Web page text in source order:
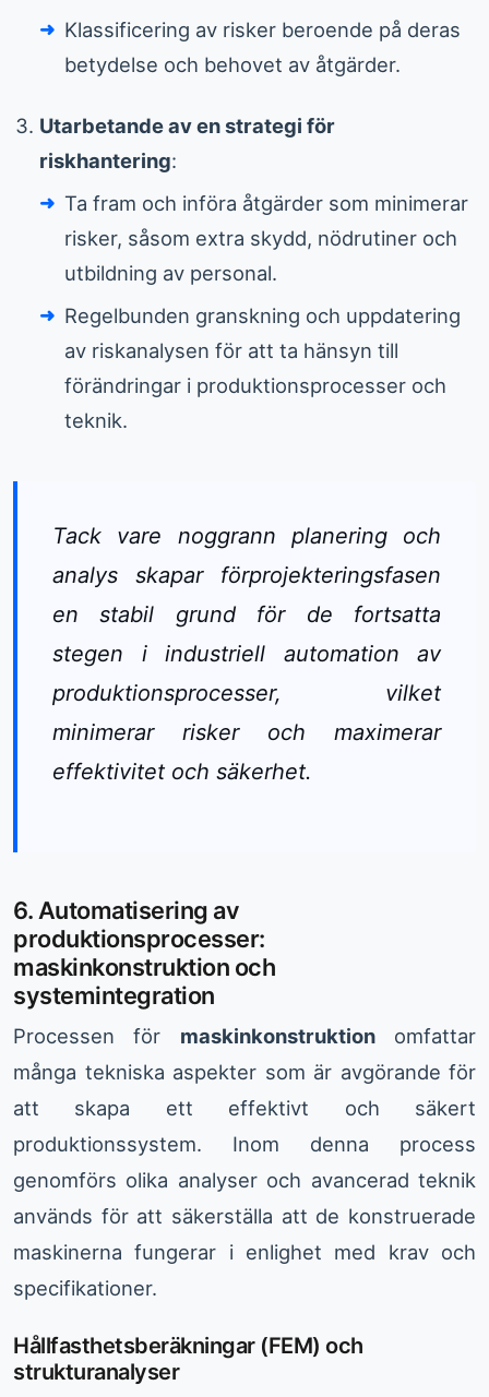
Klassificering av risker beroende på deras
betydelse och behovet av åtgärder.
Utarbetande av en strategi för
riskhantering:
Ta fram och införa åtgärder som minimerar
risker, såsom extra skydd, nödrutiner och
utbildning av personal.
Regelbunden granskning och uppdatering
av riskanalysen för att ta hänsyn till
förändringar i produktionsprocesser och
teknik.
Tack vare noggrann planering och
analys skapar förprojekteringsfasen
en stabil grund för de fortsatta
stegen i industriell automation av
produktionsprocesser, vilket
minimerar risker och maximerar
effektivitet och säkerhet.
6. Automatisering av
produktionsprocesser:
maskinkonstruktion och
systemintegration
Processen för maskinkonstruktionomfattar
många tekniska aspekter som är avgörande för
att skapa ett effektivt och säkert
produktionssystem. Inom denna process
genomförs olika analyser och avancerad teknik
används för att säkerställa att de konstruerade
maskinerna fungerar i enlighet med krav och
specifikationer.
Hållfasthetsberäkningar (FEM) och
strukturanalyser